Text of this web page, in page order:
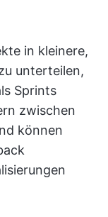
in kleinere,
unterteilen,
Sprints
zwischen
können